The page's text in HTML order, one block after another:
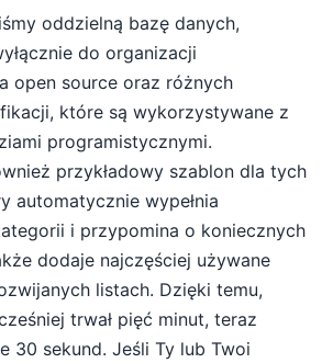
oddzielną bazę danych,
do organizacji
open source oraz różnych
które są wykorzystywane z
programistycznymi.
przykładowy szablon dla tych
automatycznie wypełnia
i przypomina o koniecznych
dodaje najczęściej używane
listach. Dzięki temu,
trwał pięć minut, teraz
30 sekund. Jeśli Ty lub Twoi